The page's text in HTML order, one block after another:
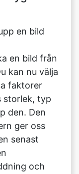
kan nu välja
faktorer
storlek, typ
den. Den
ger oss
senast
och
laddades
ändra
ändra